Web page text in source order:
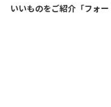
いいものをご紹介「フォー